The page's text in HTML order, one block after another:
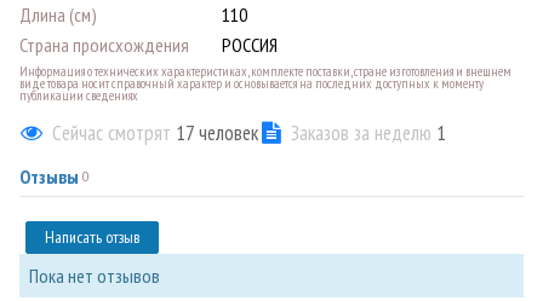
Длина (см)
110
Страна происхождения
РОССИЯ
Информация о технических характеристиках, комплекте поставки, стране изготовления и внешнем
виде товара носит справочный характер и основывается на последних доступных к моменту
публикации сведениях
Сейчас смотрят 17человек Заказов за неделю 1
Отзывы 0
Написать отзыв
Пока нет отзывов